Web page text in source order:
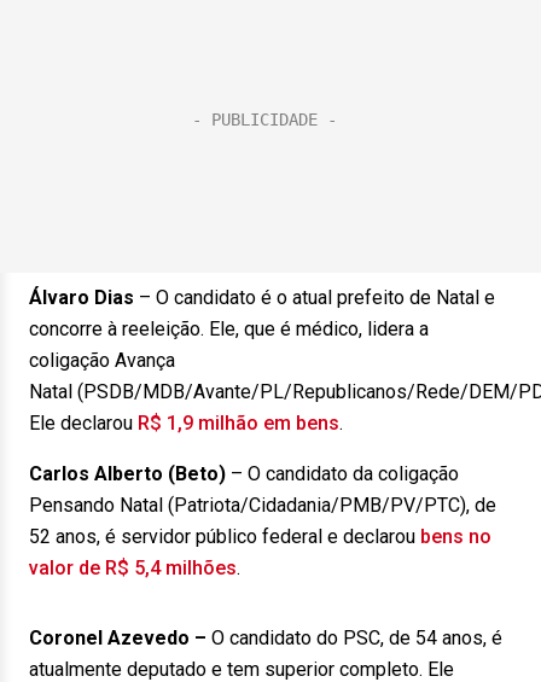
Álvaro Dias – O candidato é o atual prefeito de Natal e
concorre à reeleição. Ele, que é médico, lidera a
coligação Avança
Natal (PSDB/MDB/Avante/PL/Republicanos/Rede/DEM/
Ele declarou R$ 1,9 milhão em bens.
Carlos Alberto (Beto) – O candidato da coligação
Pensando Natal (Patriota/Cidadania/PMB/PV/PTC), de
52 anos, é servidor público federal e declarou bens no
valor de R$ 5,4 milhões.
Coronel Azevedo – O candidato do PSC, de 54 anos, é
atualmente deputado e tem superior completo. Ele